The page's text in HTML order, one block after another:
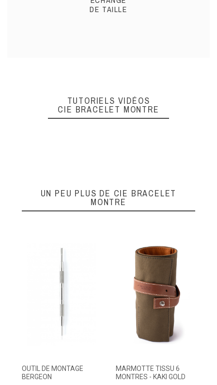
DE TAILLE
TUTORIELS VIDÉOS
CIE BRACELET MONTRE
UN PEU PLUS DE CIE BRACELET
MONTRE
OUTIL DE MONTAGE
BERGEON
MARMOTTE TISSU 6
MONTRES - KAKI GOLD